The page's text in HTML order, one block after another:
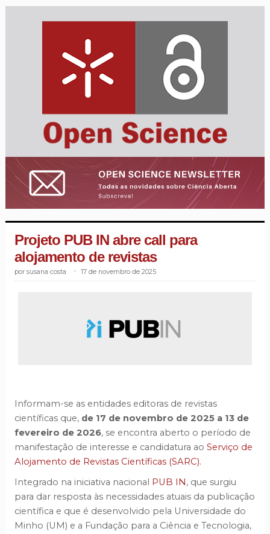
Projeto PUB IN abre call para
alojamento de revistas
susana costa 17 de novembro de 2025
Informam-se as entidades editoras de revistas
científicas que, de 17 de novembro de 2025 a 13 de
fevereiro de 2026, se encontra aberto o período de
manifestação de interesse e candidatura ao Serviço de
Alojamento de Revistas Científicas (SARC).
Integrado na iniciativa nacional PUB IN, que surgiu
para dar resposta às necessidades atuais da publicação
científica e que é desenvolvido pela Universidade do
Minho (UM) e a Fundação para a Ciência e Tecnologia,